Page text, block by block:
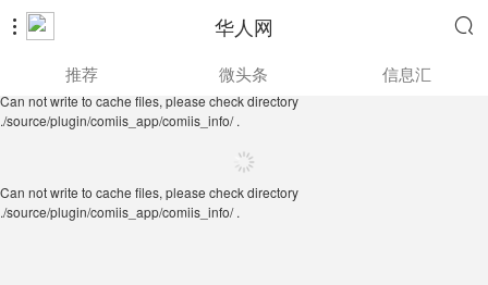
 华人网 
./source/plugin/comiis_app/comiis_info/ .
推荐 微头条 信息汇
Can not write to cache files, please check directory
./source/plugin/comiis_app/comiis_info/ .
Can not write to cache files, please check directory
./source/plugin/comiis_app/comiis_info/ .